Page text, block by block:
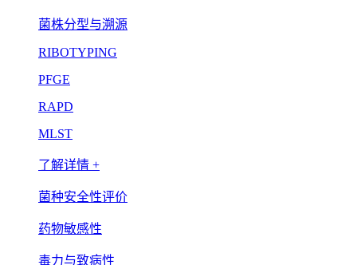
菌株分型与溯源
RIBOTYPING
PFGE
RAPD
MLST
了解详情 +
菌种安全性评价
药物敏感性
毒力与致病性